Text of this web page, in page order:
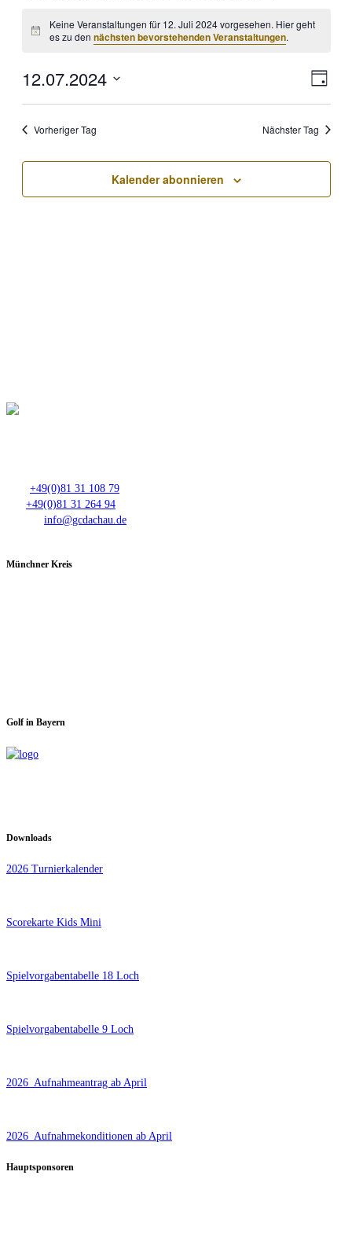
Hinweis
Keine Veranstaltungen für 12. Juli 2024 vorgesehen. Hier geht
es zu dennächsten bevorstehenden Veranstaltungen.
Tag
12.07.2024
Vorheriger Tag
Nächster Tag
Kalender abonnieren
+49(0)81 31 108 79
+49(0)81 31 264 94
info@gcdachau.de
Münchner Kreis
Golf in Bayern
Downloads
2026 Turnierkalender
Scorekarte Kids Mini
Spielvorgabentabelle 18 Loch
Spielvorgabentabelle 9 Loch
2026_Aufnahmeantrag ab April
2026_Aufnahmekonditionen ab April
Hauptsponsoren